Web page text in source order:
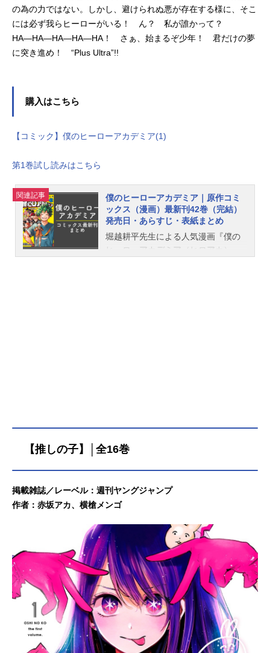
の為の力ではない。しかし、避けられぬ悪が存在する様に、そこ
には必ず我らヒーローがいる！ ん？ 私が誰かって？
HA―HA―HA―HA―HA！ さぁ、始まるぞ少年！ 君だけの夢
に突き進め！ “Plus Ultra”!!
購入はこちら
【コミック】僕のヒーローアカデミア(1)
第1巻試し読みはこちら
関連記事
僕のヒーローアカデミア｜原作コミ
ックス（漫画）最新刊42巻（完結）
発売日・あらすじ・表紙まとめ
堀越耕平先生による人気漫画『僕の
ヒーローアカデミア（ヒロアカ）』
ど“無個性”だった僕がたくさんの人に
は現実に。そして今を未来へ繋ぐ物
語。ここが僕の…僕たちのヒーロー
ア全巻まとめセットアニメイト通販
での購入はこちら
【推しの子】│全16巻
掲載雑誌／レーベル：週刊ヤングジャンプ
作者：赤坂アカ、横槍メンゴ